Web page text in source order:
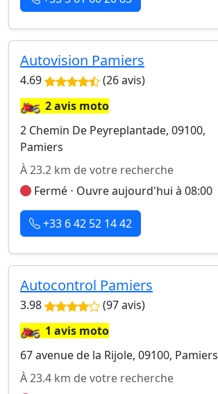
Autovision Pamiers
4.69 (26 avis)
🏍️2 avis moto
2 Chemin De Peyreplantade, 09100,
Pamiers
À 23.2 km de votre recherche
Fermé ⋅ Ouvre aujourd'hui à 08:00
+33 6 42 52 14 42
Autocontrol Pamiers
3.98 (97 avis)
🏍️1 avis moto
67 avenue de la Rijole, 09100, Pamiers
À 23.4 km de votre recherche